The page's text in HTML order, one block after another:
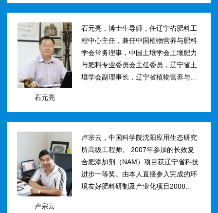
学调控、新型缓控释肥料研制；土壤...
石元亮
石元亮，博士生导师，任辽宁省肥料工
程中心主任，兼任中国植物营养与肥料
学会常务理事，中国土壤学会土壤肥力
与肥料专业委员会主任委员，辽宁省土
壤学会副理事长，辽宁省植物营养与肥
家“十二五&rdqu...
卢宗云
卢宗云，中国科学院沈阳应用生态研究
所高级工程师。 2007年参加的长效复
合肥添加剂（NAM）项目获辽宁省科技
进步一等奖。由本人直接参入完成的环
境友好肥料研制及产业化项目2008年获